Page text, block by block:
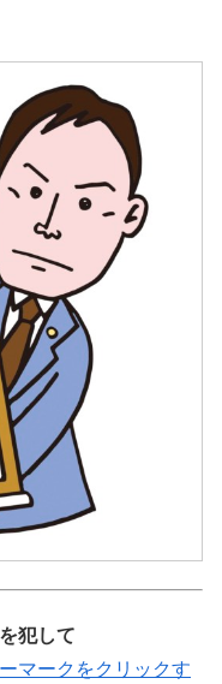
犯して
マークをクリックす